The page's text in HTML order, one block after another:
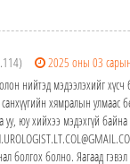
2025 оны 03
нийтэд мэдээлэхийг хүсч
санхүүгийн хямралын улмаас
юу хийхээ мэдэхгүй байна
болгох болно. Яагаад